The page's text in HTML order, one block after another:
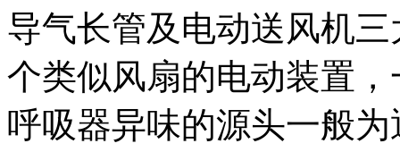
导气长管及电动送风机
个类似风扇的电动装置
呼吸器异味的源头一般